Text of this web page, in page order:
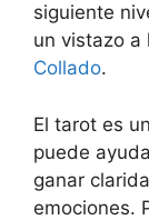
siguiente
un vistazo a
Collado.
El tarot es
puede
ganar
emociones.